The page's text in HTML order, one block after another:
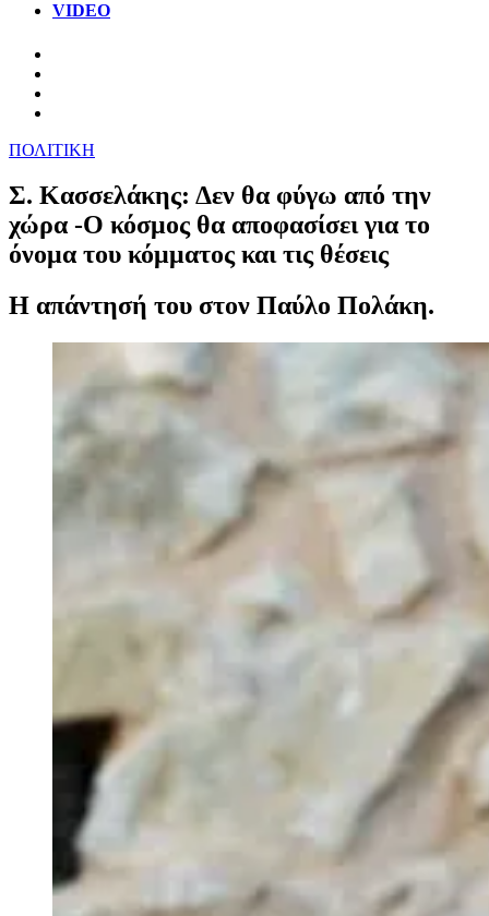
VIDEO
ΠΟΛΙΤΙΚΗ
Σ. Κασσελάκης: Δεν θα φύγω από την
χώρα -Ο κόσμος θα αποφασίσει για το
όνομα του κόμματος και τις θέσεις
Η απάντησή του στον Παύλο Πολάκη.